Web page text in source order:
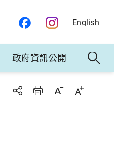
English
政府資訊公開